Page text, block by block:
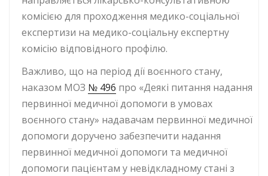
комісією для проходження медико-соціальної
експертизи на медико-соціальну експертну
комісію відповідного профілю.
Важливо, що на період дії воєнного стану,
наказом МОЗ № 496 про «Деякі питання надання
первинної медичної допомоги в умовах
воєнного стану» надавачам первинної медичної
допомоги доручено забезпечити надання
первинної медичної допомоги та медичної
допомоги пацієнтам у невідкладному стані з